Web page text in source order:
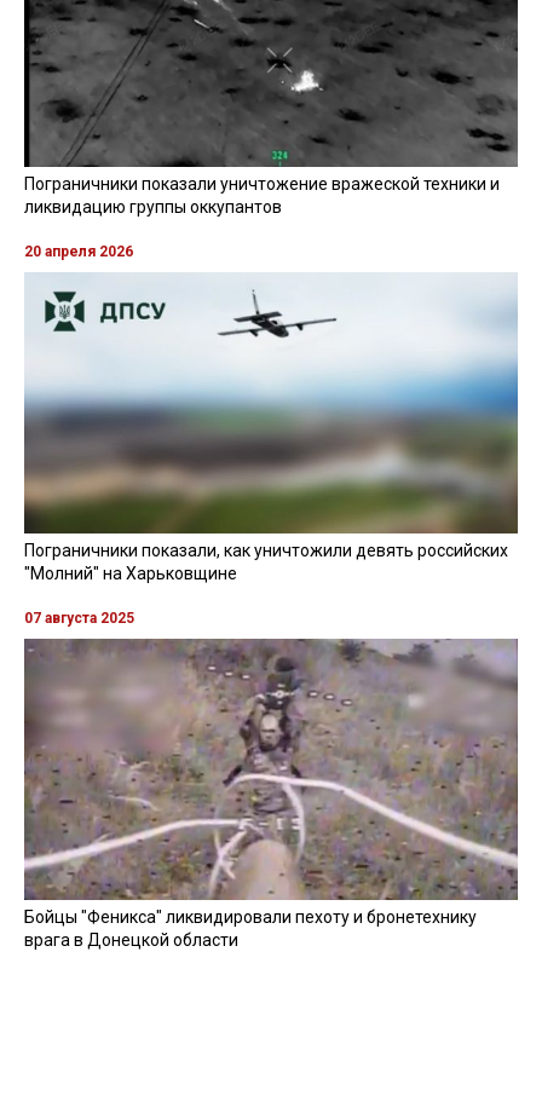
Пограничники показали уничтожение вражеской техники и
ликвидацию группы оккупантов
20 апреля 2026
Пограничники показали, как уничтожили девять российских
"Молний" на Харьковщине
07 августа 2025
Бойцы "Феникса" ликвидировали пехоту и бронетехнику
врага в Донецкой области